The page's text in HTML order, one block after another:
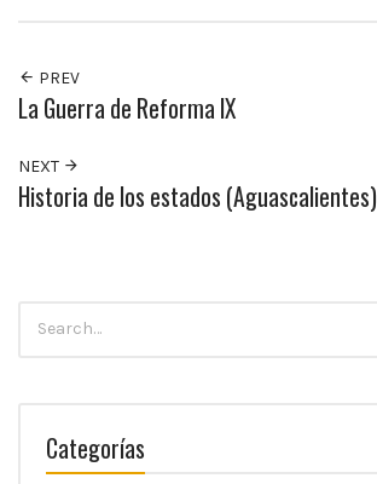
a
las
10:00
PREV
La Guerra de Reforma IX
NEXT
Historia de los estados (Aguascalientes)
for:
Categorías